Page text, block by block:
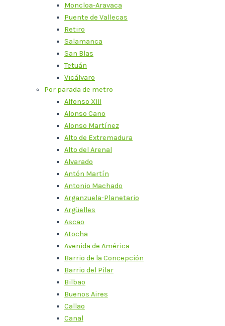
Moncloa-Aravaca
Puente de Vallecas
Retiro
Salamanca
San Blas
Tetuán
Vicálvaro
Por parada de metro
Alfonso XIII
Alonso Cano
Alonso Martínez
Alto de Extremadura
Alto del Arenal
Alvarado
Antón Martín
Antonio Machado
Arganzuela-Planetario
Argüelles
Ascao
Atocha
Avenida de América
Barrio de la Concepción
Barrio del Pilar
Bilbao
Buenos Aires
Callao
Canal